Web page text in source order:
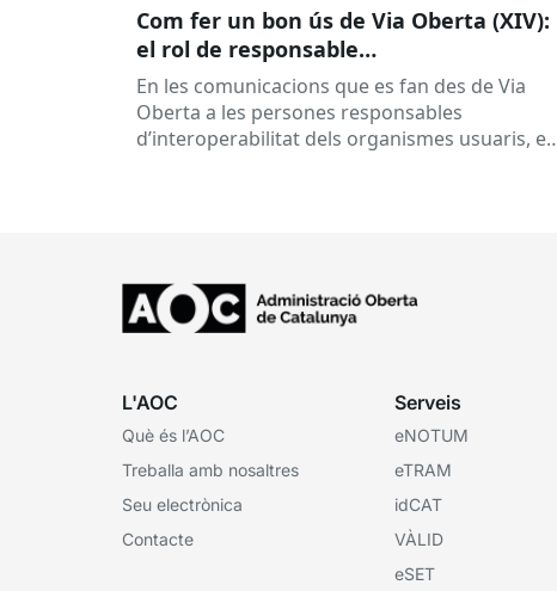
Com fer un bon ús de Via Oberta (XIV):
el rol de responsable
d’interoperabilitat, al dia
En les comunicacions que es fan des de Via
Oberta a les persones responsables
d’interoperabilitat dels organismes usuaris, es
L'AOC
Què és l’AOC
Treballa amb nosaltres
Seu electrònica
Contacte
Serveis
eNOTUM
eTRAM
idCAT
VÀLID
eSET